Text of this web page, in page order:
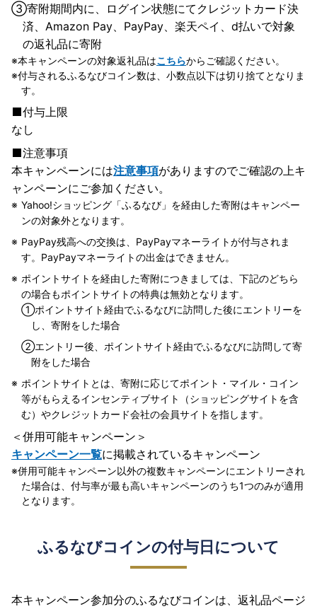
③寄附期間内に、ログイン状態にてクレジットカード決
済、Amazon Pay、PayPay、楽天ペイ、d払いで対象
の返礼品に寄附
本キャンペーンの対象返礼品はこちらからご確認ください。
付与されるふるなびコイン数は、小数点以下は切り捨てとなりま
す。
付与上限
なし
注意事項
本キャンペーンには注意事項がありますのでご確認の上キ
ャンペーンにご参加ください。
Yahoo!ショッピング「ふるなび」を経由した寄附はキャンペー
ンの対象外となります。
PayPay残高への交換は、PayPayマネーライトが付与されま
す。PayPayマネーライトの出金はできません。
ポイントサイトを経由した寄附につきましては、下記のどちら
の場合もポイントサイトの特典は無効となります。
①ポイントサイト経由でふるなびに訪問した後にエントリーを
し、寄附をした場合
②エントリー後、ポイントサイト経由でふるなびに訪問して寄
附をした場合
ポイントサイトとは、寄附に応じてポイント・マイル・コイン
等がもらえるインセンティブサイト（ショッピングサイトを含
む）やクレジットカード会社の会員サイトを指します。
＜併用可能キャンペーン＞
キャンペーン一覧に掲載されているキャンペーン
併用可能キャンペーン以外の複数キャンペーンにエントリーされ
た場合は、付与率が最も高いキャンペーンのうち1つのみが適用
となります。
ふるなびコインの付与日について
本キャンペーン参加分のふるなびコインは、返礼品ページ